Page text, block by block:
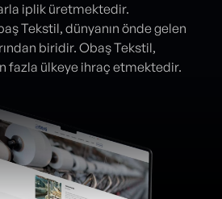
iplik üretmektedir.
Tekstil, dünyanın önde gelen
biridir. Obaş Tekstil,
fazla ülkeye ihraç etmektedir.